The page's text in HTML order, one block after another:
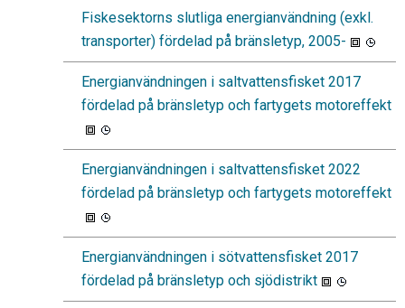
Fiskesektorns slutliga energianvändning (exkl.
transporter) fördelad på bränsletyp, 2005-
Energianvändningen i saltvattensfisket 2017
fördelad på bränsletyp och fartygets motoreffekt
Energianvändningen i saltvattensfisket 2022
fördelad på bränsletyp och fartygets motoreffekt
Energianvändningen i sötvattensfisket 2017
fördelad på bränsletyp och sjödistrikt